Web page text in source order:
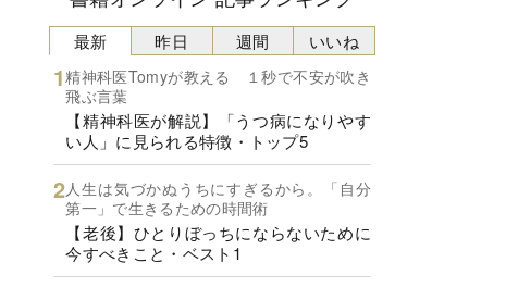
最新
精神科医Tomyが教える １秒で不安が吹き
飛ぶ言葉
【精神科医が解説】「うつ病になりやす
い人」に見られる特徴・トップ5
人生は気づかぬうちにすぎるから。「自分
第一」で生きるための時間術
【老後】ひとりぼっちにならないために
今すべきこと・ベスト1
昨日 週間 いいね